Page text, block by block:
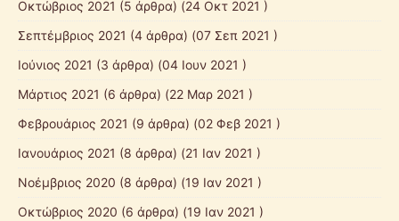
Οκτώβριος 2021 (5 άρθρα) (24 Οκτ 2021 )
Σεπτέμβριος 2021 (4 άρθρα) (07 Σεπ 2021 )
Ιούνιος 2021 (3 άρθρα) (04 Ιουν 2021 )
Μάρτιος 2021 (6 άρθρα) (22 Μαρ 2021 )
Φεβρουάριος 2021 (9 άρθρα) (02 Φεβ 2021 )
Ιανουάριος 2021 (8 άρθρα) (21 Ιαν 2021 )
Νοέμβριος 2020 (8 άρθρα) (19 Ιαν 2021 )
Οκτώβριος 2020 (6 άρθρα) (19 Ιαν 2021 )